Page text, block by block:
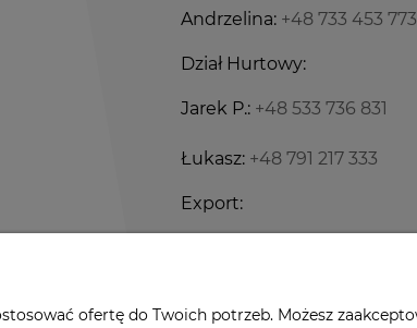
Andrzelina: +48 733 453 773
Dział Hurtowy:
Jarek P.: +48 533 736 831
Łukasz: +48 791 217 333
Export:
ofertę do Twoich potrzeb. Możesz